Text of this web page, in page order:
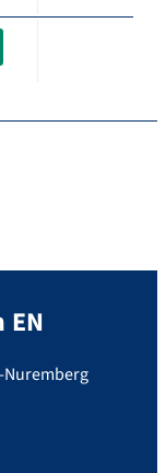
Nuremberg